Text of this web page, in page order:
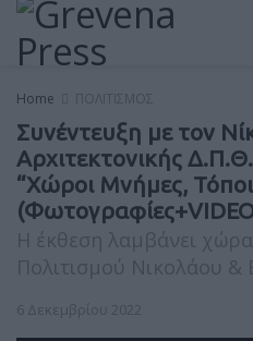
Home ΠΟΛΙΤΙΣΜΟΣ
Συνέντευξη με τον
Αρχιτεκτονικής
“Χώροι Μνήμες,
Η έκθεση λαμβάνει
Πολιτισμού Νικολάου &
6 Δεκεμβρίου 2022